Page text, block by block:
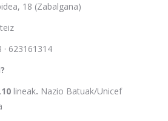
18 (Zabalgana)
· 623161314
lineak. Nazio Batuak/Unicef